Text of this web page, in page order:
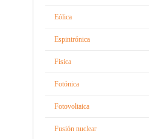
Eólica
Espintrónica
Fisica
Fotónica
Fotovoltaica
Fusión nuclear